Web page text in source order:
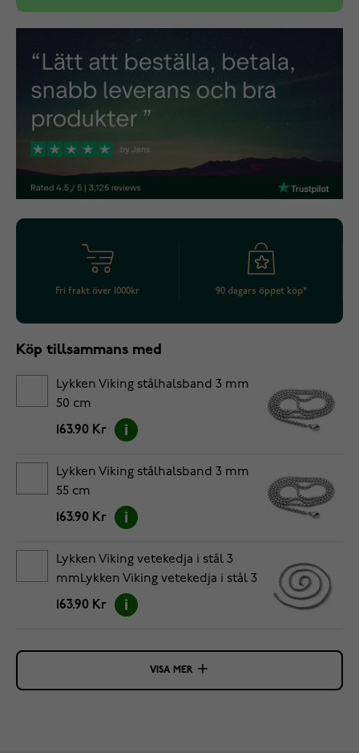
Fri frakt över 1000kr 90 dagars öppet köp*
Köp tillsammans med
Lykken Viking stålhalsband 3 mm
50 cm
163.90 Kr
Lykken Viking stålhalsband 3 mm
55 cm
163.90 Kr
Lykken Viking vetekedja i stål 3
mmLykken Viking vetekedja i stål 3
mm 50 cm
163.90 Kr
VISA MER